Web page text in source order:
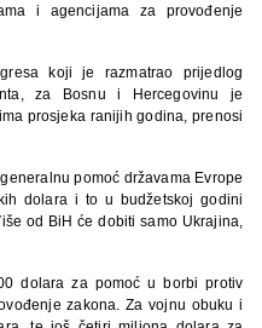
i agencijama za provođenje
koji je razmatrao prijedlog
za Bosnu i Hercegovinu je
prosjeka ranijih godina, prenosi
pomoć državama Evrope
dolara i to u budžetskoj godini
od BiH će dobiti samo Ukrajina,
dolara za pomoć u borbi protiv
zakona. Za vojnu obuku i